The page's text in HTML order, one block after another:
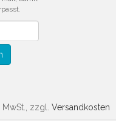
MwSt., zzgl. Versandkosten